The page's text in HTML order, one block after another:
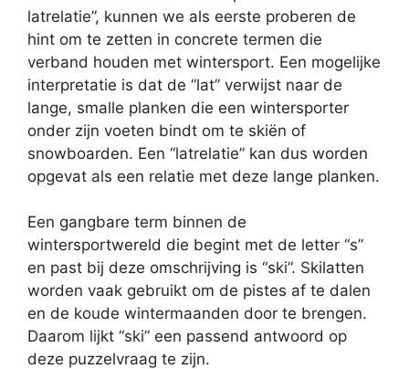
latrelatie”, kunnen we als eerste proberen de
hint om te zetten in concrete termen die
verband houden met wintersport. Een mogelijke
interpretatie is dat de “lat” verwijst naar de
lange, smalle planken die een wintersporter
onder zijn voeten bindt om te skiën of
snowboarden. Een “latrelatie” kan dus worden
opgevat als een relatie met deze lange planken.
Een gangbare term binnen de
wintersportwereld die begint met de letter “s”
en past bij deze omschrijving is “ski”. Skilatten
worden vaak gebruikt om de pistes af te dalen
en de koude wintermaanden door te brengen.
Daarom lijkt “ski” een passend antwoord op
deze puzzelvraag te zijn.